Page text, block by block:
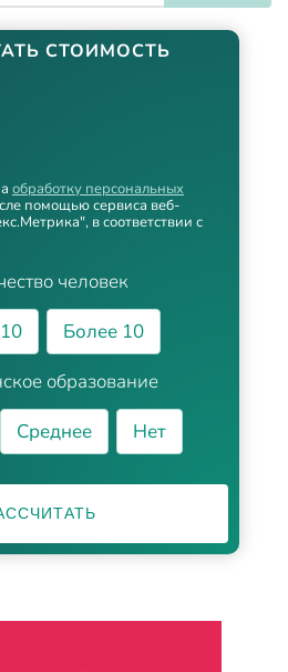
СТОИМОСТЬ
человек
Более 10
образование
Среднее Нет
обработку персональных
помощью сервиса веб-
в соответствии с